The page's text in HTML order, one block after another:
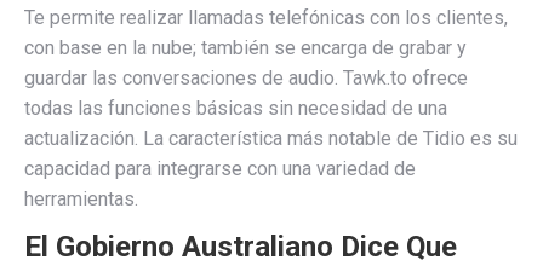
Te permite realizar llamadas telefónicas con los clientes,
con base en la nube; también se encarga de grabar y
guardar las conversaciones de audio. Tawk.to ofrece
todas las funciones básicas sin necesidad de una
actualización. La característica más notable de Tidio es su
capacidad para integrarse con una variedad de
herramientas.
El Gobierno Australiano Dice Que